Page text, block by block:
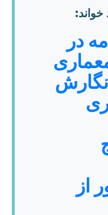
خواند:
در
از